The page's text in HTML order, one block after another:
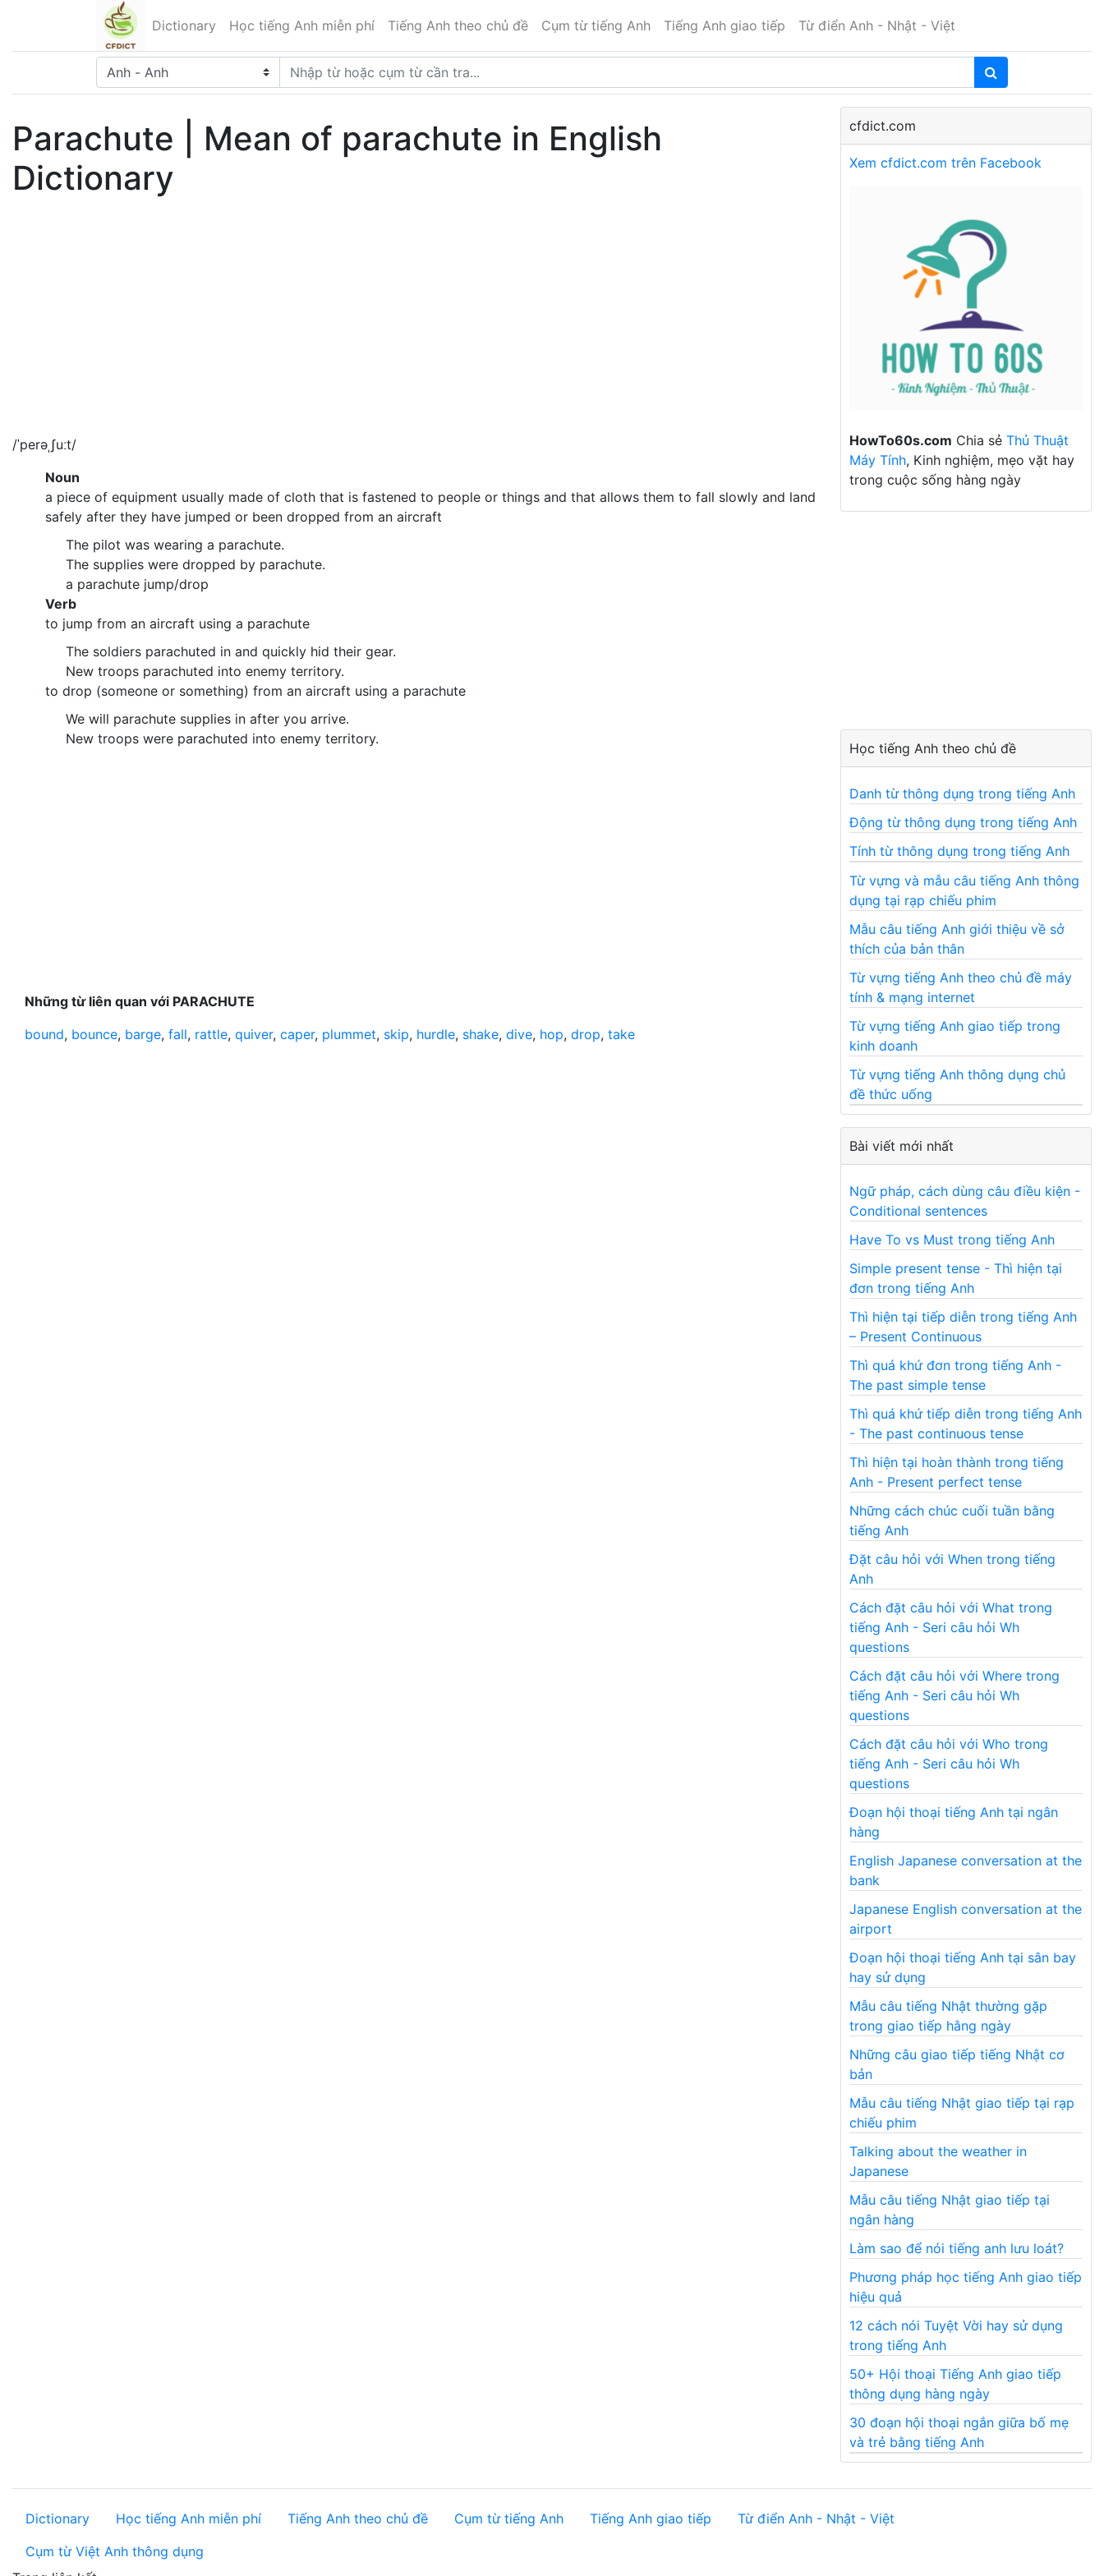
Dictionary Học tiếng Anh miễn phí Tiếng Anh theo chủ đề Cụm từ tiếng Anh Tiếng Anh giao tiếp Từ điển Anh - Nhật - Việt
Parachute | Mean of parachute in English
Dictionary
/ˈperəˌʃuːt/
Noun
a piece of equipment usually made of cloth that is fastened to people or things and that allows them to fall slowly and land
safely after they have jumped or been dropped from an aircraft
The pilot was wearing a parachute.
The supplies were dropped by parachute.
a parachute jump/drop
Verb
to jump from an aircraft using a parachute
The soldiers parachuted in and quickly hid their gear.
New troops parachuted into enemy territory.
to drop (someone or something) from an aircraft using a parachute
We will parachute supplies in after you arrive.
New troops were parachuted into enemy territory.
Những từ liên quan với PARACHUTE
bound, bounce, barge, fall, rattle, quiver, caper, plummet, skip, hurdle, shake, dive, hop, drop, take
cfdict.com
Xem cfdict.com trên Facebook
HowTo60s.com Chia sẻ Thủ Thuật
Máy Tính, Kinh nghiệm, mẹo vặt hay
trong cuộc sống hàng ngày
Học tiếng Anh theo chủ đề
Danh từ thông dụng trong tiếng Anh
Động từ thông dụng trong tiếng Anh
Tính từ thông dụng trong tiếng Anh
Từ vựng và mẫu câu tiếng Anh thông
dụng tại rạp chiếu phim
Mẫu câu tiếng Anh giới thiệu về sở
thích của bản thân
Từ vựng tiếng Anh theo chủ đề máy
tính & mạng internet
Từ vựng tiếng Anh giao tiếp trong
kinh doanh
Từ vựng tiếng Anh thông dụng chủ
đề thức uống
Bài viết mới nhất
Ngữ pháp, cách dùng câu điều kiện -
Conditional sentences
Have To vs Must trong tiếng Anh
Simple present tense - Thì hiện tại
đơn trong tiếng Anh
Thì hiện tại tiếp diễn trong tiếng Anh
– Present Continuous
Thì quá khứ đơn trong tiếng Anh -
The past simple tense
Thì quá khứ tiếp diễn trong tiếng Anh
- The past continuous tense
Thì hiện tại hoàn thành trong tiếng
Anh - Present perfect tense
Những cách chúc cuối tuần bằng
tiếng Anh
Đặt câu hỏi với When trong tiếng
Anh
Cách đặt câu hỏi với What trong
tiếng Anh - Seri câu hỏi Wh
questions
Cách đặt câu hỏi với Where trong
tiếng Anh - Seri câu hỏi Wh
questions
Cách đặt câu hỏi với Who trong
tiếng Anh - Seri câu hỏi Wh
questions
Đoạn hội thoại tiếng Anh tại ngân
hàng
English Japanese conversation at the
bank
Japanese English conversation at the
airport
Đoạn hội thoại tiếng Anh tại sân bay
hay sử dụng
Mẫu câu tiếng Nhật thường gặp
trong giao tiếp hằng ngày
Những câu giao tiếp tiếng Nhật cơ
bản
Mẫu câu tiếng Nhật giao tiếp tại rạp
chiếu phim
Talking about the weather in
Japanese
Mẫu câu tiếng Nhật giao tiếp tại
ngân hàng
Làm sao để nói tiếng anh lưu loát?
Phương pháp học tiếng Anh giao tiếp
hiệu quả
12 cách nói Tuyệt Vời hay sử dụng
trong tiếng Anh
50+ Hội thoại Tiếng Anh giao tiếp
thông dụng hàng ngày
30 đoạn hội thoại ngắn giữa bố mẹ
và trẻ bằng tiếng Anh
Dictionary Học tiếng Anh miễn phí Tiếng Anh theo chủ đề Cụm từ tiếng Anh Tiếng Anh giao tiếp
Từ điển Anh - Nhật - Việt
Cụm từ Việt Anh thông dụng